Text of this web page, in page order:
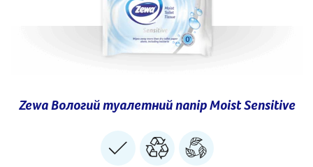
Zewa Вологий туалетний папір Moist Sensitive